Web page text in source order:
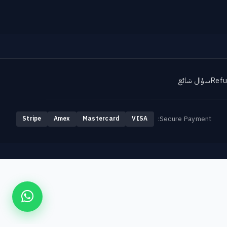
سؤال شائع
Secure Payment:
VISA
Mastercard
Amex
Stripe